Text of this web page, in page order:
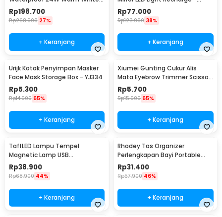
LCMLA-40-55
Rp198.700
Rp268.900 27%
+ Keranjang
NV026
Rp77.000
Rp123.900 38%
+ Keranjang
Urijk Kotak Penyimpan Masker
Face Mask Storage Box - YJ334
Rp5.300
Rp14.900 65%
+ Keranjang
Xiumei Gunting Cukur Alis
Mata Eyebrow Trimmer Scissor
Comb - XIU1
Rp5.700
Rp15.900 65%
+ Keranjang
TaffLED Lampu Tempel
Magnetic Lamp USB
Rechargeable 3in1 1200mAh 5V
3W - SK-CT30C
Rp38.900
Rp68.900 44%
+ Keranjang
Rhodey Tas Organizer
Perlengkapan Bayi Portable
Baby Diaper Caddy Bag -
SS320
Rp31.400
Rp57.900 46%
+ Keranjang